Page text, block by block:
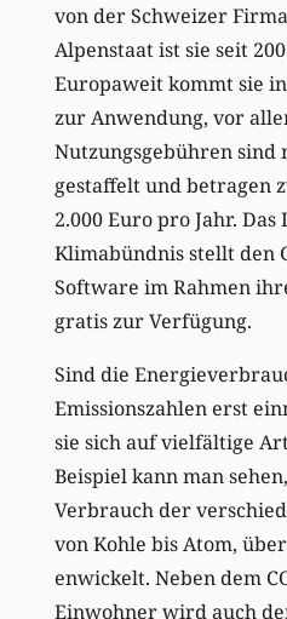
von der Schweizer
Alpenstaat ist sie seit
Europaweit kommt sie
zur Anwendung, vor
Nutzungsgebühren sind
gestaffelt und betragen
2.000 Euro pro Jahr.
Klimabündnis stellt den
Software im Rahmen
gratis zur Verfügung.
Sind die
Emissionszahlen erst
sie sich auf vielfältige
Beispiel kann man
Verbrauch der
von Kohle bis Atom,
enwickelt. Neben dem
Einwohner wird auch